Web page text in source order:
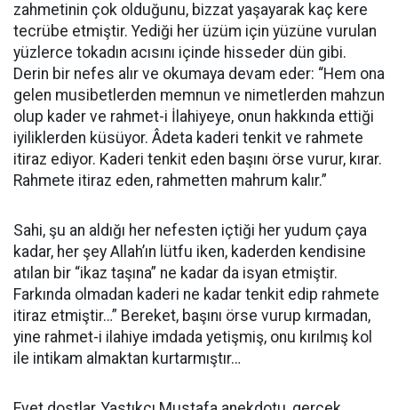
zahmetinin çok olduğunu, bizzat yaşayarak kaç kere
tecrübe etmiştir. Yediği her üzüm için yüzüne vurulan
yüzlerce tokadın acısını içinde hisseder dün gibi.
Derin bir nefes alır ve okumaya devam eder: “Hem ona
gelen musibetlerden memnun ve nimetlerden mahzun
olup kader ve rahmet-i İlahiyeye, onun hakkında ettiği
iyiliklerden küsüyor. Âdeta kaderi tenkit ve rahmete
itiraz ediyor. Kaderi tenkit eden başını örse vurur, kırar.
Rahmete itiraz eden, rahmetten mahrum kalır.”
Sahi, şu an aldığı her nefesten içtiği her yudum çaya
kadar, her şey Allah’ın lütfu iken, kaderden kendisine
atılan bir “ikaz taşına” ne kadar da isyan etmiştir.
Farkında olmadan kaderi ne kadar tenkit edip rahmete
itiraz etmiştir…” Bereket, başını örse vurup kırmadan,
yine rahmet-i ilahiye imdada yetişmiş, onu kırılmış kol
ile intikam almaktan kurtarmıştır…